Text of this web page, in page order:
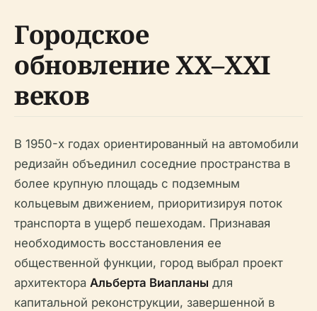
Городское
обновление XX–XXI
веков
В 1950-х годах ориентированный на автомобили
редизайн объединил соседние пространства в
более крупную площадь с подземным
кольцевым движением, приоритизируя поток
транспорта в ущерб пешеходам. Признавая
необходимость восстановления ее
общественной функции, город выбрал проект
архитектора Альберта Виапланы для
капитальной реконструкции, завершенной в